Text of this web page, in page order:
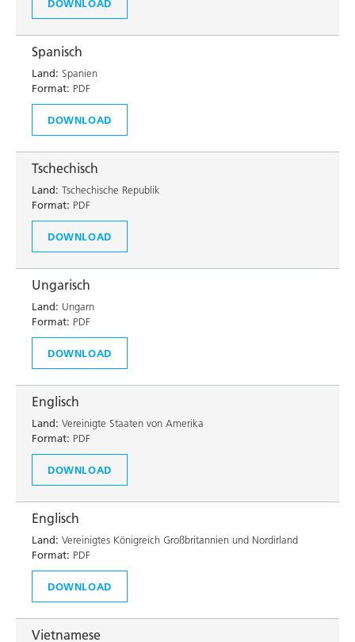
DOWNLOAD
Spanisch
Land: Spanien
Format: PDF
DOWNLOAD
Tschechisch
Land: Tschechische Republik
Format: PDF
DOWNLOAD
Ungarisch
Land: Ungarn
Format: PDF
DOWNLOAD
Englisch
Land: Vereinigte Staaten von Amerika
Format: PDF
DOWNLOAD
Englisch
Land: Vereinigtes Königreich Großbritannien und Nordirland
Format: PDF
DOWNLOAD
Vietnamese